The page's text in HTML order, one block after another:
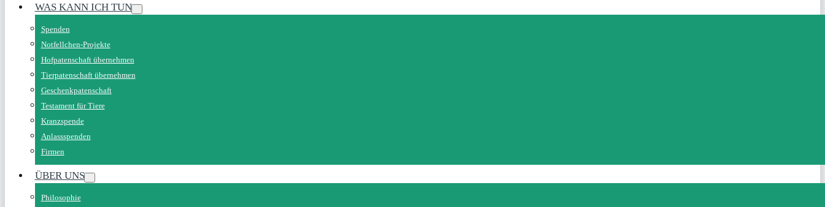
WAS KANN ICH TUN
Spenden
Notfellchen-Projekte
Hofpatenschaft übernehmen
Tierpatenschaft übernehmen
Geschenkpatenschaft
Testament für Tiere
Kranzspende
Anlassspenden
Firmen
ÜBER UNS
Philosophie